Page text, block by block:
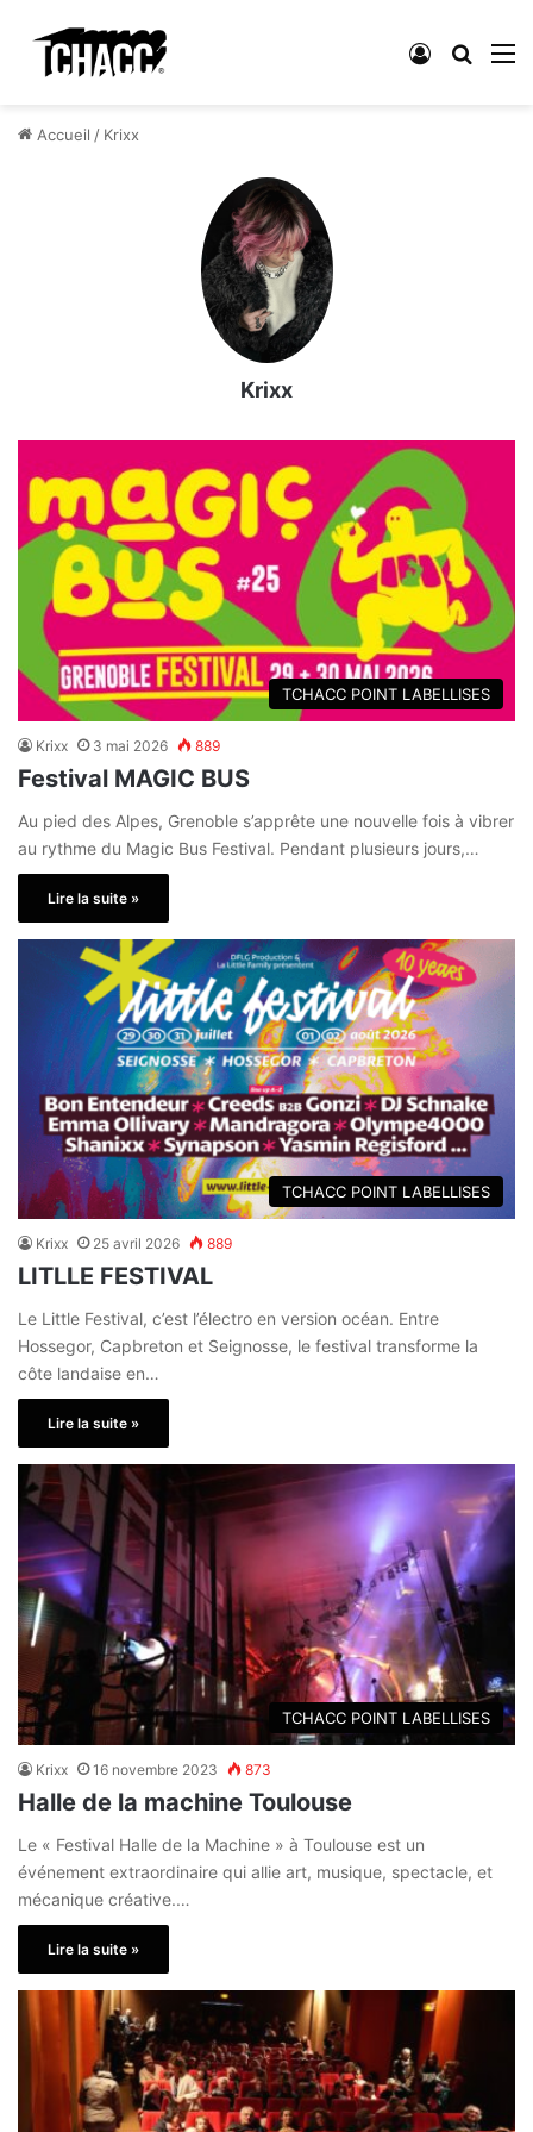
Connexion
Accueil / Krixx
Krixx
TCHACC POINT LABELLISES
Krixx 3 mai 2026 889
Festival MAGIC BUS
Au pied des Alpes, Grenoble s’apprête une nouvelle fois à vibrer
au rythme du Magic Bus Festival. Pendant plusieurs jours,…
Lire la suite »
TCHACC POINT LABELLISES
Krixx 25 avril 2026 889
LITLLE FESTIVAL
Le Little Festival, c’est l’électro en version océan. Entre
Hossegor, Capbreton et Seignosse, le festival transforme la
côte landaise en…
Lire la suite »
TCHACC POINT LABELLISES
Krixx 16 novembre 2023 873
Halle de la machine Toulouse
Le « Festival Halle de la Machine » à Toulouse est un
événement extraordinaire qui allie art, musique, spectacle, et
mécanique créative.…
Lire la suite »